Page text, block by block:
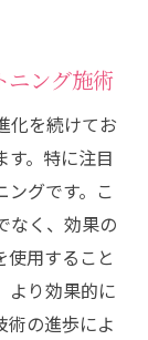
ニング施術
化を続けてお
す。特に注目
ングです。こ
なく、効果の
使用すること
より効果的に
術の進歩によ